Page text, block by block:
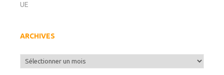
UE
ARCHIVES
Archives